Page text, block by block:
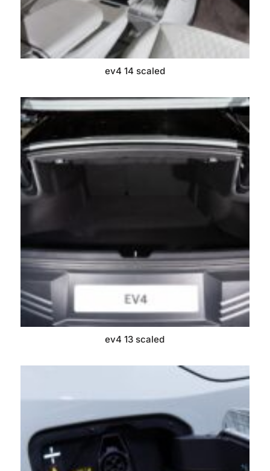
ev4 14 scaled
ev4 13 scaled